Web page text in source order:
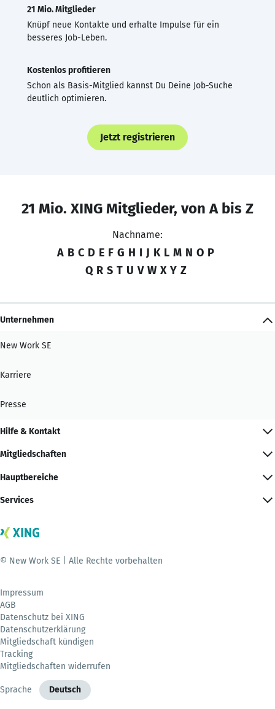
21 Mio. Mitglieder
Knüpf neue Kontakte und erhalte Impulse für ein
besseres Job-Leben.
Kostenlos profitieren
Schon als Basis-Mitglied kannst Du Deine Job-Suche
deutlich optimieren.
Jetzt registrieren
21 Mio. XING Mitglieder, von A bis Z
Nachname:
A B C D E F G H I J K L M N O P
Q R S T U V W X Y Z
Unternehmen
New Work SE
Karriere
Presse
Hilfe & Kontakt
Mitgliedschaften
Hauptbereiche
Services
© New Work SE | Alle Rechte vorbehalten
Impressum
AGB
Datenschutz bei XING
Datenschutzerklärung
Mitgliedschaft kündigen
Tracking
Mitgliedschaften widerrufen
Sprache Deutsch